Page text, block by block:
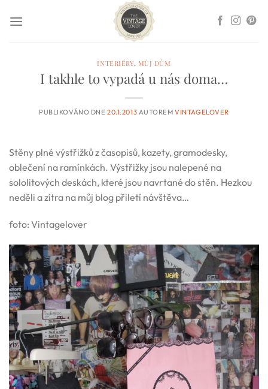
INTERIÉRY, MŮJ DŮM
I takhle to vypadá u nás doma…
PUBLIKOVÁNO DNE20.1.2013 AUTOREMVINTAGELOVER
Stěny plné výstřižků z časopisů, kazety, gramodesky,
oblečení na ramínkách. Výstřižky jsou nalepené na
sololitových deskách, které jsou navrtané do stěn. Hezkou
neděli a zítra na můj blog přiletí návštěva…
foto: Vintagelover